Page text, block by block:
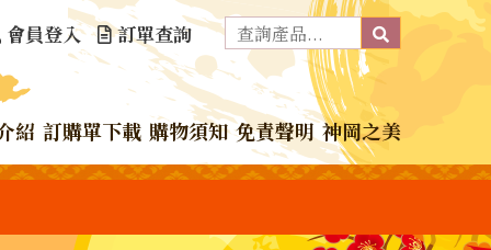
會員登入 訂單查詢
紹 訂購單下載 購物須知 免責聲明 神岡之美